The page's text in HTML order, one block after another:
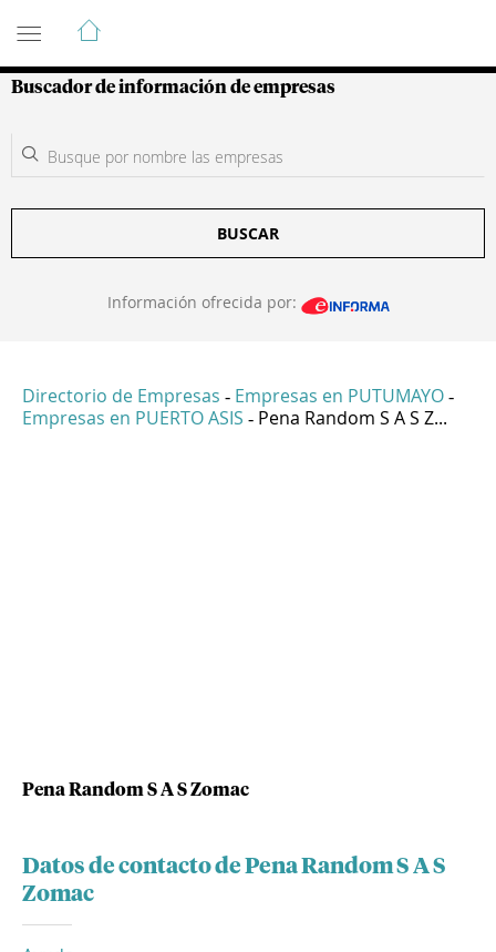
Guía de Empresas Colombianas
Buscador de información de empresas
BUSCAR
Información ofrecida por:
Directorio de Empresas - Empresas en PUTUMAYO -
Empresas en PUERTO ASIS - Pena Random S A S Z...
Pena Random S A S Zomac
Datos de contacto de Pena Random S A S
Zomac